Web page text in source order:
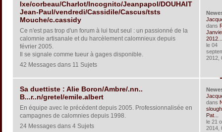
Ixe/corbeau/Charlot/Incognito/Jeanpapol/DOUHAIT
Jean-Paul/vendredi/Cassidile/Cascus/tsts
Mouche/c.cassidy
Ce n'est pas trop d'un forum à lui tout seul : un passionné de la
calomnie artisanale et du harcèlement calomnieux depuis
février 2005.
Il se signale comme tueur à gages disponible.
42 Messages dans 11 Sujets
dans
2012...
le 04
2012,
Sa duettiste : Alie Boron/Ambre/.nn..
B...r..n/gretel/emile.albert
En équipe avec le précédent depuis 2005. Professionnalisée en
campagnes de calomnies depuis 1998.
24 Messages dans 4 Sujets
dans
Pat...
le 21
2014,